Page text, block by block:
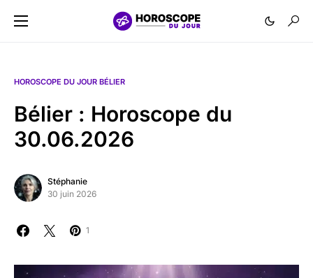
HOROSCOPE DU JOUR BÉLIER
Bélier : Horoscope du
30.06.2026
Stéphanie
30 juin 2026
1